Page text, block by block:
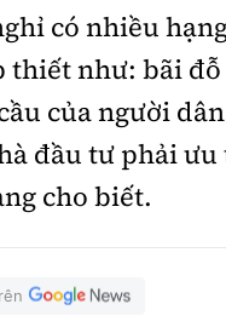
có nhiều
thiết như: bãi
của người
đầu tư phải
cho biết.